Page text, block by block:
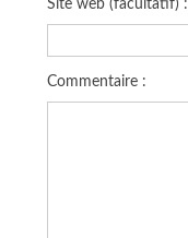
Site web (facultatif) :
Commentaire :